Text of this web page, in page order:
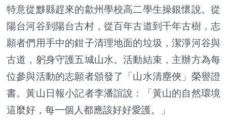
特意從黟縣趕來的歙州學校高二學生操銀懷說。從
陽台河谷到陽台古村，從百年古道到千年古樹，志
願者們用手中的鉗子清理地面的垃圾，潔淨河谷與
古道，躬身守護五城山水。活動結束，主辦方為每
位參與活動的志願者頒發了「山水清塵俠」榮譽證
書。黃山日報小記者李潘誼說：「黃山的自然環境
這麼好，每一個人都應該好好愛護。」